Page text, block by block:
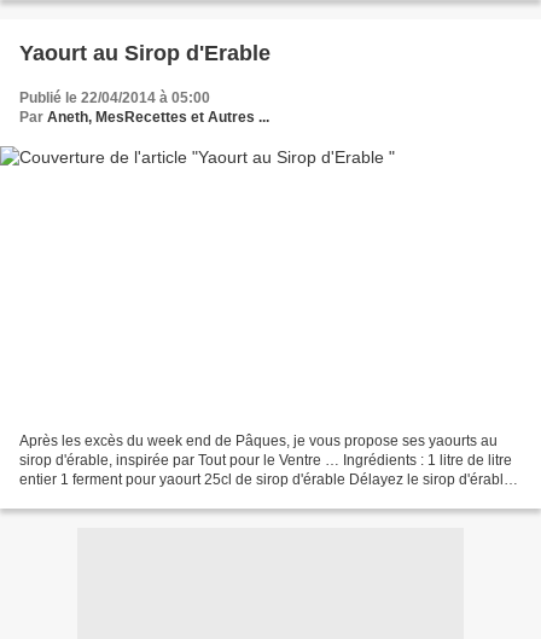
Yaourt au Sirop d'Erable
Publié le 22/04/2014 à 05:00
Par Aneth, MesRecettes et Autres ...
Après les excès du week end de Pâques, je vous propose ses yaourts au
sirop d'érable, inspirée par Tout pour le Ventre … Ingrédients : 1 litre de litre
entier 1 ferment pour yaourt 25cl de sirop d'érable Délayez le sirop d'érable,